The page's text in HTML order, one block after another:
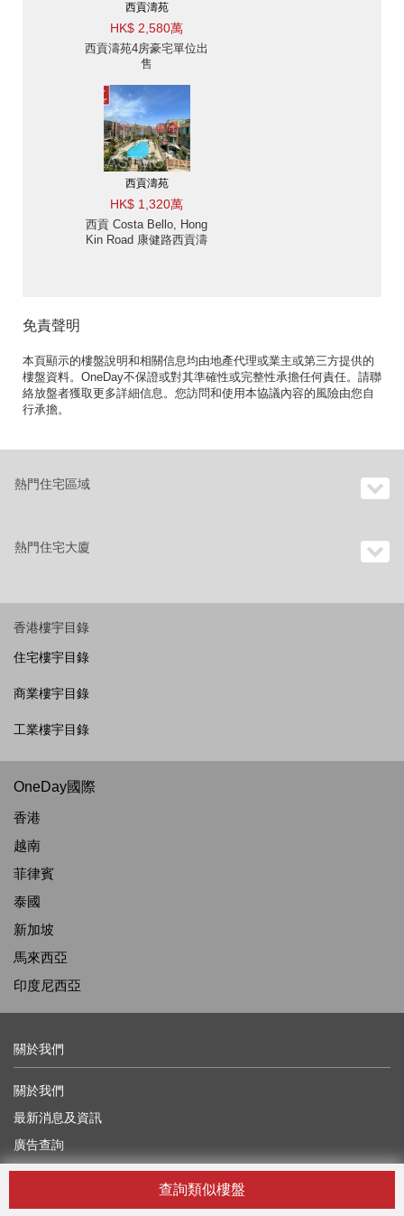
查詢類似樓盤
西貢濤苑
HK$ 2,580萬
西貢濤苑4房豪宅單位出
售
西貢濤苑
HK$ 1,320萬
西貢 Costa Bello, Hong
Kin Road 康健路西貢濤
免責聲明
本頁顯示的樓盤說明和相關信息均由地產代理或業主或第三方提供的
樓盤資料。OneDay不保證或對其準確性或完整性承擔任何責任。請聯
絡放盤者獲取更多詳細信息。您訪問和使用本協議內容的風險由您自
行承擔。
熱門住宅區域
熱門住宅大廈
香港樓宇目錄
住宅樓宇目錄
商業樓宇目錄
工業樓宇目錄
OneDay國際
香港
越南
菲律賓
泰國
新加坡
馬來西亞
印度尼西亞
關於我們
關於我們
最新消息及資訊
廣告查詢
聯絡我們